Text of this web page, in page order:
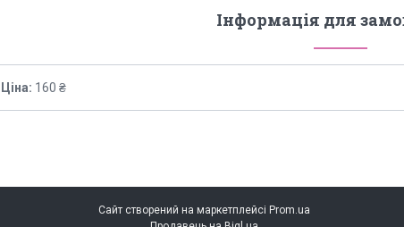
Інформація для
Ціна: 160 ₴
Сайт створений на маркетплейсі Prom.ua